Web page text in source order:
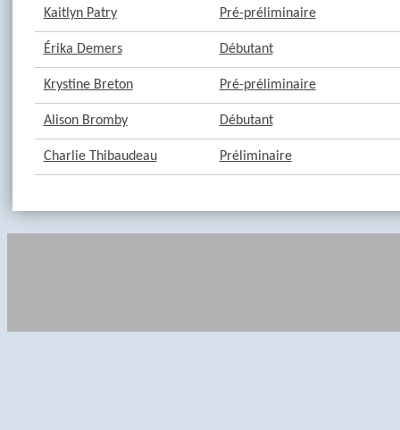
Kaitlyn Patry Pré-préliminaire
Érika Demers Débutant
Krystine Breton Pré-préliminaire
Alison Bromby Débutant
Charlie Thibaudeau Préliminaire